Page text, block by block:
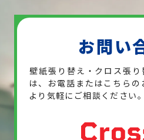
お問い
壁紙張り替え・クロス張
は、お電話または こちら
より気軽にご相談ください。